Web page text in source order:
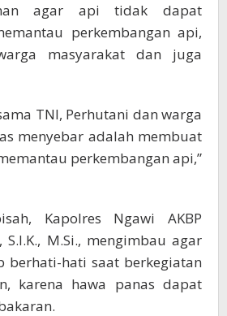
agar api tidak dapat
perkembangan api,
masyarakat dan juga
TNI, Perhutani dan warga
menyebar adalah membuat
perkembangan api,”
Kapolres Ngawi AKBP
S.I.K., M.Si., mengimbau agar
berhati-hati saat berkegiatan
karena hawa panas dapat